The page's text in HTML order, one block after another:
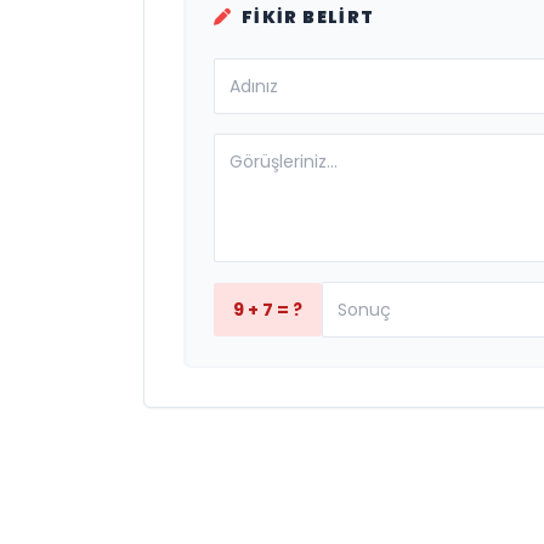
FIKIR BELIRT
9 + 7 = ?